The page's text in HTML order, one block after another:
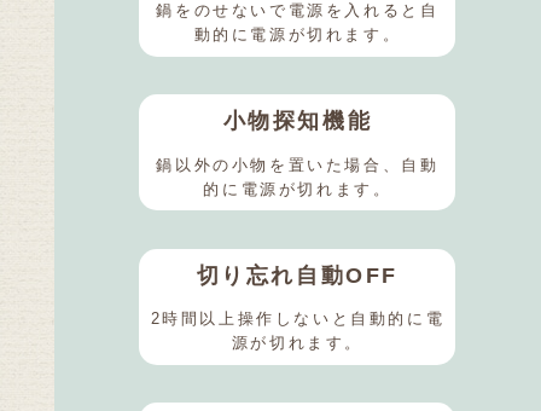
鍋をのせないで電源を入れると自
動的に電源が切れます。
小物探知機能
鍋以外の小物を置いた場合、自動
的に電源が切れます。
切り忘れ自動OFF
2時間以上操作しないと自動的に電
源が切れます。